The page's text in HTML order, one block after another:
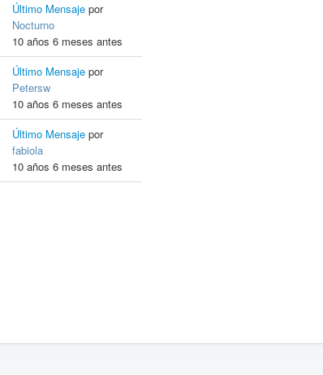
Último Mensaje por
Nocturno
10 años 6 meses antes
Último Mensaje por
Petersw
10 años 6 meses antes
Último Mensaje por
fabiola
10 años 6 meses antes